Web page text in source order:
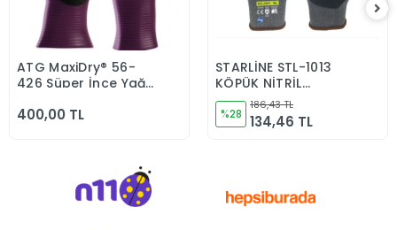
Sepete Ekle
ATG MaxiDry® 56-
426 Süper İnce Yağ
Kimyasal Dayanımlı
400,00 TL
Sepete Ekle
STARLİNE STL-1013
KÖPÜK NİTRİL
ELDİVEN
%28
186,43 TL
134,46 TL